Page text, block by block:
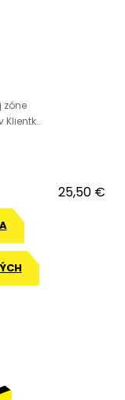
zóne
Klientk..
25,50 €